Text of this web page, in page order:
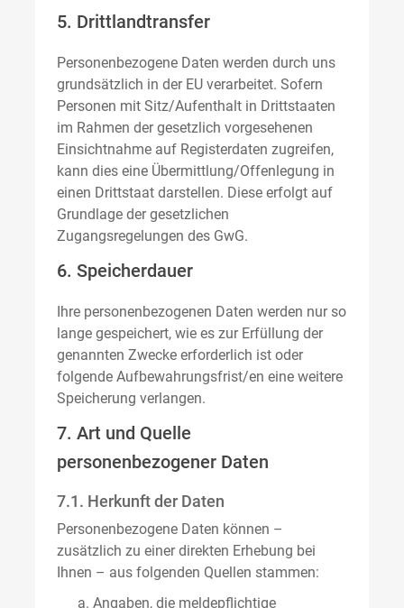
5. Drittlandtransfer
Personenbezogene Daten werden durch uns
grundsätzlich in der EU verarbeitet. Sofern
Personen mit Sitz/Aufenthalt in Drittstaaten
im Rahmen der gesetzlich vorgesehenen
Einsichtnahme auf Registerdaten zugreifen,
kann dies eine Übermittlung/Offenlegung in
einen Drittstaat darstellen. Diese erfolgt auf
Grundlage der gesetzlichen
Zugangsregelungen des GwG.
6. Speicherdauer
Ihre personenbezogenen Daten werden nur so
lange gespeichert, wie es zur Erfüllung der
genannten Zwecke erforderlich ist oder
folgende Aufbewahrungsfrist/en eine weitere
Speicherung verlangen.
7. Art und Quelle
personenbezogener Daten
7.1. Herkunft der Daten
Personenbezogene Daten können –
zusätzlich zu einer direkten Erhebung bei
Ihnen – aus folgenden Quellen stammen:
Angaben, die meldepflichtige